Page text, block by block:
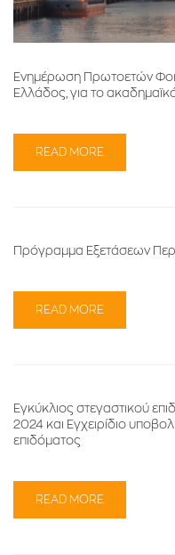
Ενημέρωση Πρωτοετών
Ελλάδος, για το
READ MORE
Πρόγραμμα Εξετάσεων
READ MORE
Εγκύκλιος στεγαστικού
2024 και Εγχειρίδιο
επιδόματος
READ MORE